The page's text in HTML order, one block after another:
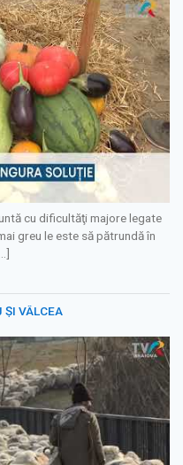
cu dificultăţi majore legate
greu le este să pătrundă în
ȘI VÂLCEA